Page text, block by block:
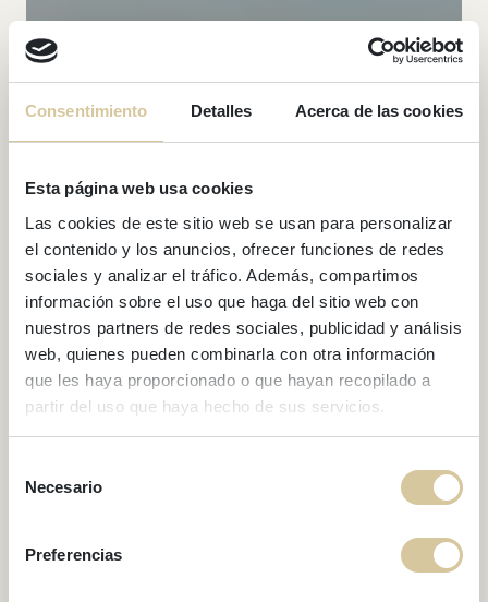
Consentimiento Detalles Acerca de las cookies
Esta página web usa cookies
Las cookies de este sitio web se usan para personalizar
el contenido y los anuncios, ofrecer funciones de redes
sociales y analizar el tráfico. Además, compartimos
información sobre el uso que haga del sitio web con
nuestros partners de redes sociales, publicidad y análisis
web, quienes pueden combinarla con otra información
que les haya proporcionado o que hayan recopilado a
partir del uso que haya hecho de sus servicios.
Necesario
Preferencias
GEBÄUDE BEACH DREAMS